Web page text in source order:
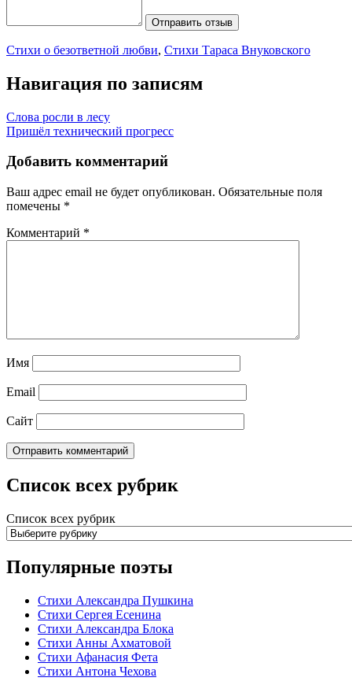
Отправить отзыв
Стихи о безответной любви, Стихи Тараса Внуковского
Навигация по записям
Слова росли в лесу
Пришёл технический прогресс
Добавить комментарий
Ваш адрес email не будет опубликован. Обязательные поля
помечены *
Комментарий *
Имя
Email
Сайт
Список всех рубрик
Список всех рубрик
Популярные поэты
Стихи Александра Пушкина
Стихи Сергея Есенина
Стихи Александра Блока
Стихи Анны Ахматовой
Стихи Афанасия Фета
Стихи Антона Чехова